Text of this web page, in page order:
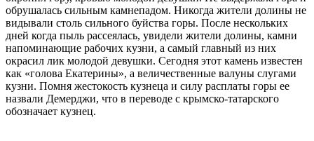
обрушалась сильным камнепадом. Никогда жители долины не
видывали столь сильного буйства горы. После нескольких
дней когда пыль рассеялась, увидели жители долины, камни
напоминающие рабочих кузни, а самый главный из них
окрасил лик молодой девушки. Сегодня этот камень известен
как «голова Екатерины», а величественные валуны слугами
кузни. Помня жестокость кузнеца и силу расплаты горы ее
назвали Демерджи, что в переводе с крымско-татарского
обозначает кузнец.